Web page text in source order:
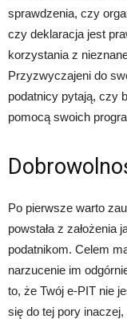
sprawdzenia, czy
czy deklaracja jest
korzystania z
Przyzwyczajeni do
podatnicy pytają, czy
pomocą swoich
Po pierwsze warto
powstała z założenia
podatnikom. Celem
narzucenie im
to, że Twój e-PIT nie
się do tej pory